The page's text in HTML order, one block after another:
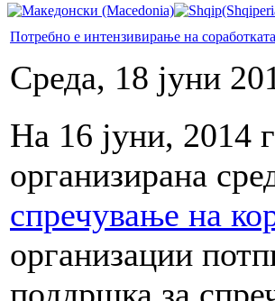
Потребно е интензивирање на
Среда, 18 јуни
На 16 јуни, 2014
организирана
спречување на
организации